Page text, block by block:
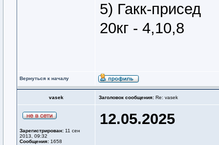
5) Гакк-присед
20кг - 4,10,8
Вернуться к началу
vasek Заголовок сообщения: Re: vasek
Зарегистрирован: 11 сен
2013, 09:32
Сообщения: 1658
12.05.2025